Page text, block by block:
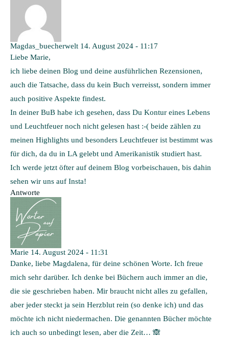
Magdas_buecherwelt 14. August 2024 - 11:17
Liebe Marie,
ich liebe deinen Blog und deine ausführlichen Rezensionen,
auch die Tatsache, dass du kein Buch verreisst, sondern immer
auch positive Aspekte findest.
In deiner BuB habe ich gesehen, dass Du Kontur eines Lebens
und Leuchtfeuer noch nicht gelesen hast :-( beide zählen zu
meinen Highlights und besonders Leuchtfeuer ist bestimmt was
für dich, da du in LA gelebt und Amerikanistik studiert hast.
Ich werde jetzt öfter auf deinem Blog vorbeischauen, bis dahin
sehen wir uns auf Insta!
Antworte
Marie 14. August 2024 - 11:31
Danke, liebe Magdalena, für deine schönen Worte. Ich freue
mich sehr darüber. Ich denke bei Büchern auch immer an die,
die sie geschrieben haben. Mir braucht nicht alles zu gefallen,
aber jeder steckt ja sein Herzblut rein (so denke ich) und das
möchte ich nicht niedermachen. Die genannten Bücher möchte
ich auch so unbedingt lesen, aber die Zeit… 🙈